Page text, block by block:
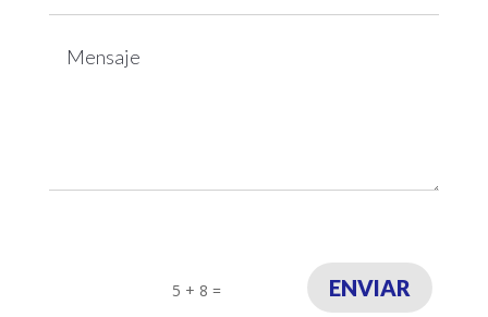
5 + 8 = ENVIAR